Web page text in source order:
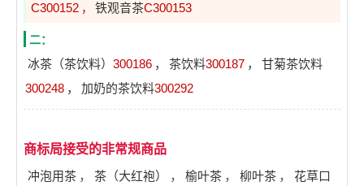
C300152 ， 铁观音茶C300153
二：
冰茶（茶饮料） 300186 ， 茶饮料300187 ，
甘菊茶饮料
300248 ， 加奶的茶饮料300292
商标局接受的非常规商品
冲泡用茶 ， 茶（大红袍） ， 榆叶茶 ， 柳叶茶 ，
花草口